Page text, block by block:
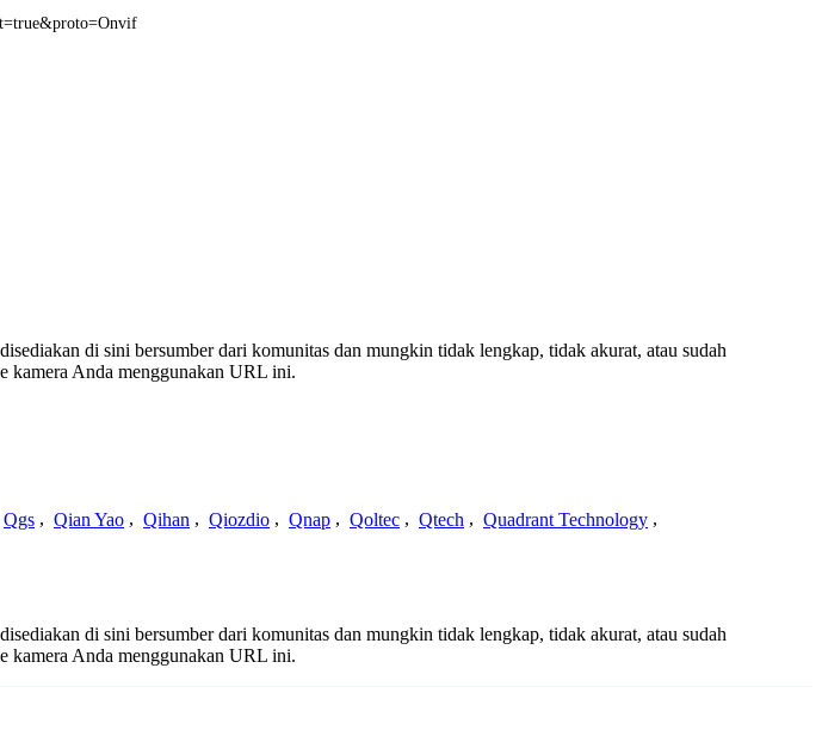
di sini bersumber dari komunitas dan mungkin tidak lengkap, tidak akurat, atau sudah
kamera Anda menggunakan URL ini.
Qgs , Qian Yao , Qihan , Qiozdio , Qnap , Qoltec , Qtech , Quadrant Technology ,
di sini bersumber dari komunitas dan mungkin tidak lengkap, tidak akurat, atau sudah
kamera Anda menggunakan URL ini.